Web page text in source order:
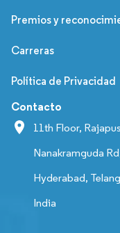
Premios y
Carreras
Política de Privacidad
Contacto
11th Floor,
Nanakramguda
Hyderabad,
India